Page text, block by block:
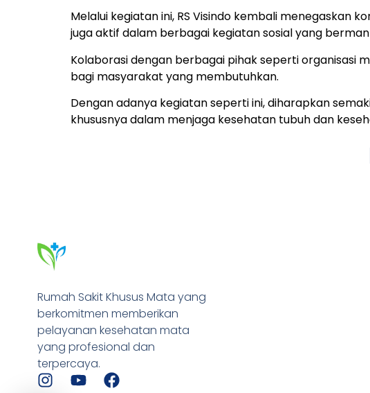
Melalui kegiatan ini, RS Visindo kembali menegaskan
juga aktif dalam berbagai kegiatan sosial yang
Kolaborasi dengan berbagai pihak seperti organisasi
bagi masyarakat yang membutuhkan.
Dengan adanya kegiatan seperti ini, diharapkan
khususnya dalam menjaga kesehatan tubuh dan
Rumah Sakit Khusus Mata yang
berkomitmen memberikan
pelayanan kesehatan mata
yang profesional dan
terpercaya.